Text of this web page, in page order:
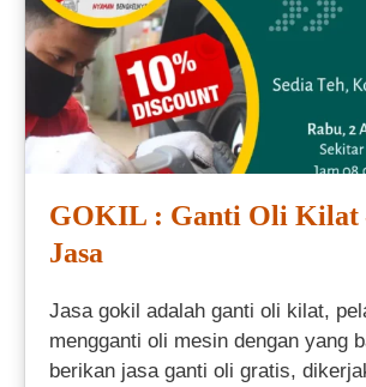
GOKIL : Ganti Oli Kilat
Jasa
Jasa gokil adalah ganti oli kilat,
mengganti oli mesin dengan yang
berikan jasa ganti oli gratis,